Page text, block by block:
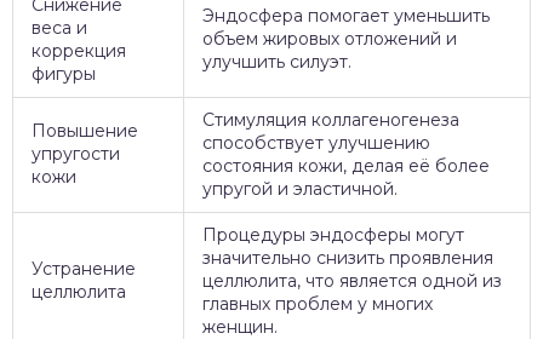
Снижение
веса и
коррекция
фигуры
Эндосфера помогает уменьшить
объем жировых отложений и
улучшить силуэт.
Повышение
упругости
кожи
Стимуляция коллагеногенеза
способствует улучшению
состояния кожи, делая её более
упругой и эластичной.
Устранение
целлюлита
Процедуры эндосферы могут
значительно снизить проявления
целлюлита, что является одной из
главных проблем у многих
женщин.